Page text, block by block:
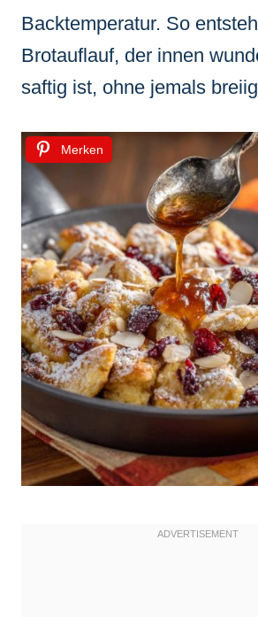
Backtemperatur. So
Brotauflauf, der innen
saftig ist, ohne jemals
Merken